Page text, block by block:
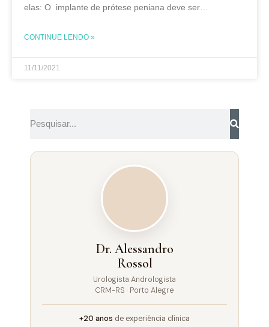
elas: O implante de prótese peniana deve ser
em homens
CONTINUE LENDO »
11/11/2021
Dr. Alessandro
Rossol
Urologista Andrologista
CRM-RS · Porto Alegre
+20 anos de experiência clínica